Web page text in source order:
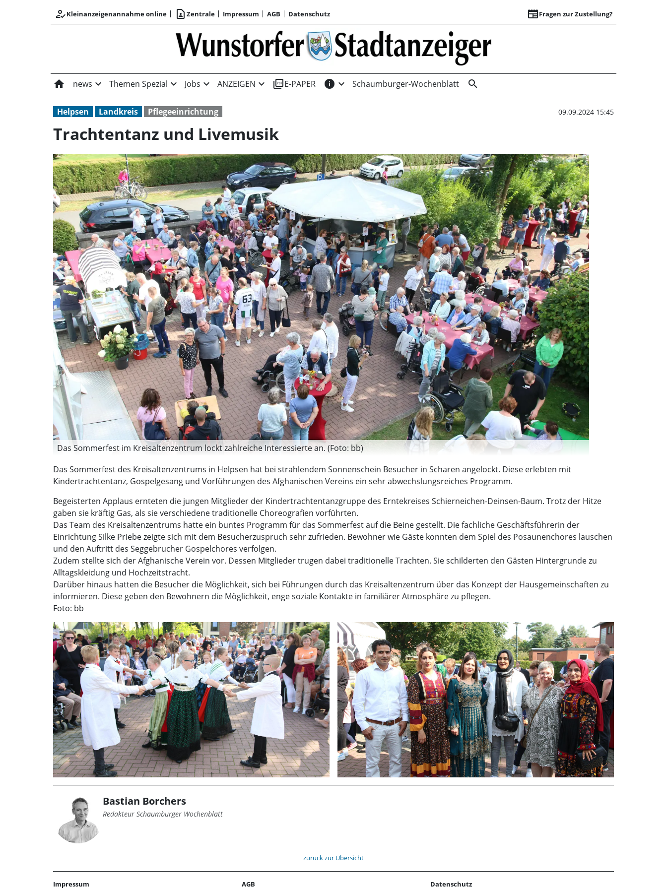
how_to_regKleinanzeigenannahme online contact_page Zentrale Impressum AGB Datenschutz newspaperFragen zur Zustellung?
Trachtentanz und
home news expand_more Themen Spezial expand_more Jobs expand_more ANZEIGEN expand_more picture_as_pdfE-PAPER info expand_more Schaumburger-Wochenblatt search
Helpsen Landkreis Pflegeeinrichtung 09.09.2024 15:45
Trachtentanz und Livemusik
Das Sommerfest im Kreisaltenzentrum lockt zahlreiche Interessierte an. (Foto: bb)
Das Sommerfest des Kreisaltenzentrums in Helpsen hat bei strahlendem Sonnenschein Besucher in Scharen angelockt. Diese erlebten mit
Kindertrachtentanz, Gospelgesang und Vorführungen des Afghanischen Vereins ein sehr abwechslungsreiches Programm.
Begeisterten Applaus ernteten die jungen Mitglieder der Kindertrachtentanzgruppe des Erntekreises Schierneichen-Deinsen-Baum. Trotz der Hitze
gaben sie kräftig Gas, als sie verschiedene traditionelle Choreografien vorführten.
Das Team des Kreisaltenzentrums hatte ein buntes Programm für das Sommerfest auf die Beine gestellt. Die fachliche Geschäftsführerin der
Einrichtung Silke Priebe zeigte sich mit dem Besucherzuspruch sehr zufrieden. Bewohner wie Gäste konnten dem Spiel des Posaunenchores lauschen
und den Auftritt des Seggebrucher Gospelchores verfolgen.
Zudem stellte sich der Afghanische Verein vor. Dessen Mitglieder trugen dabei traditionelle Trachten. Sie schilderten den Gästen Hintergrunde zu
Alltagskleidung und Hochzeitstracht.
Darüber hinaus hatten die Besucher die Möglichkeit, sich bei Führungen durch das Kreisaltenzentrum über das Konzept der Hausgemeinschaften zu
informieren. Diese geben den Bewohnern die Möglichkeit, enge soziale Kontakte in familiärer Atmosphäre zu pflegen.
Foto: bb
Bastian Borchers
Redakteur Schaumburger Wochenblatt
zurück zur Übersicht
Impressum AGB Datenschutz